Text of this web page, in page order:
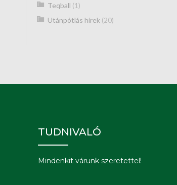
Teqball (1)
Utánpótlás hírek (20)
TUDNIVALÓ
Mindenkit várunk szeretettel!